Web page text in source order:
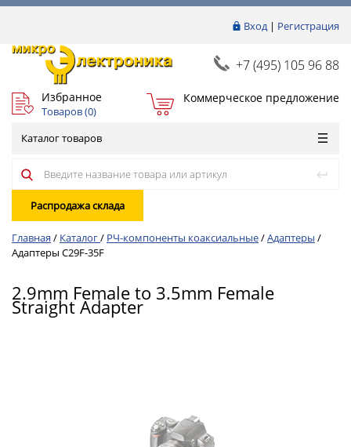
Вход| Регистрация
+7 (495) 105 96 88
Избранное
Товаров (0)
Коммерческое предложение
Каталог товаров
Распродажа склада
Главная / Каталог/ РЧ-компоненты коаксиальные/Адаптеры /
Адаптеры C29F-35F
2.9mm Female to 3.5mm Female
Straight Adapter